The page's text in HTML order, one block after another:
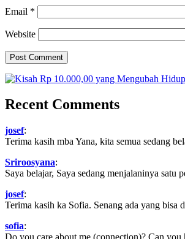
Email *
Website
Recent Comments
josef:
Terima kasih mba Yana, kita semua sedang
Sriroosyana:
Saya belajar, Saya sedang menjalaninya satu
josef:
Terima kasih ka Sofia. Senang ada yang bisa
sofia: